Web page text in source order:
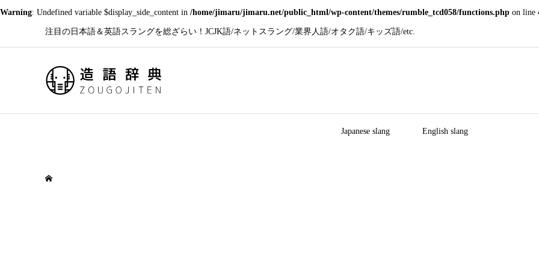
Warning: Undefined variable $display_side_content in /home/jimaru/jimaru.net/public_html/wp-content/themes/rumble_tcd058/functions.php on line
注目の日本語＆英語スラングを総ざらい！JCJK語/ネットスラング/業界人語/オタク語/キッズ語/etc.
Japanese slang English slang